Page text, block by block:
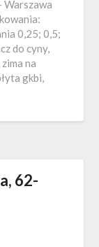
Warszawa
0,25; 0,5;
do cyny,
na
gkbi,
62-